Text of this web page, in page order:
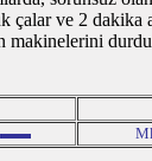
çalar ve 2
makinelerini
▬▬